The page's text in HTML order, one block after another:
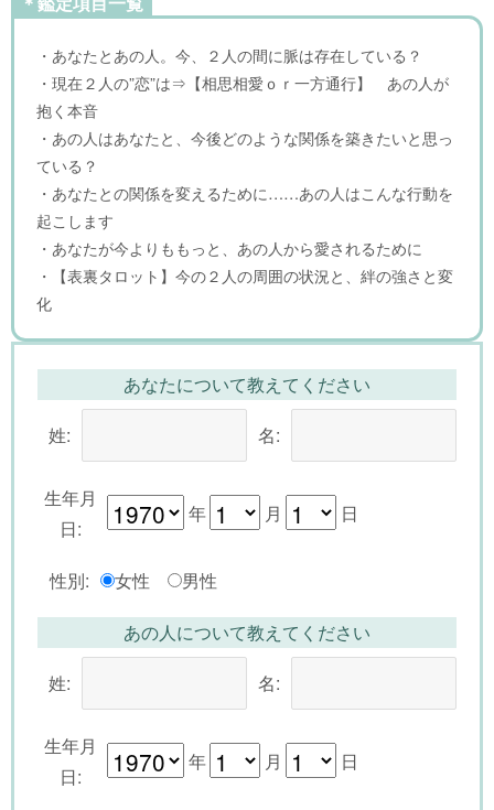
・あなたとあの人。今、２人の間に脈は存在している？
・現在２人の”恋”は⇒【相思相愛ｏｒ一方通行】 あの人が
抱く本音
・あの人はあなたと、今後どのような関係を築きたいと思っ
ている？
・あなたとの関係を変えるために……あの人はこんな行動を
起こします
・あなたが今よりももっと、あの人から愛されるために
・【表裏タロット】今の２人の周囲の状況と、絆の強さと変
化
あなたについて教えてください
姓:
名:
生年月
日:
年 月 日
性別: 女性 男性
あの人について教えてください
姓:
名:
生年月
日:
年 月 日